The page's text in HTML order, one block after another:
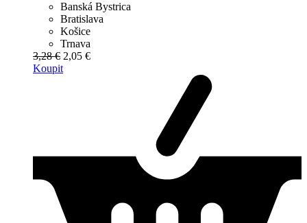
Banská Bystrica
Bratislava
Košice
Trnava
3,28 € 2,05 €
Koupit